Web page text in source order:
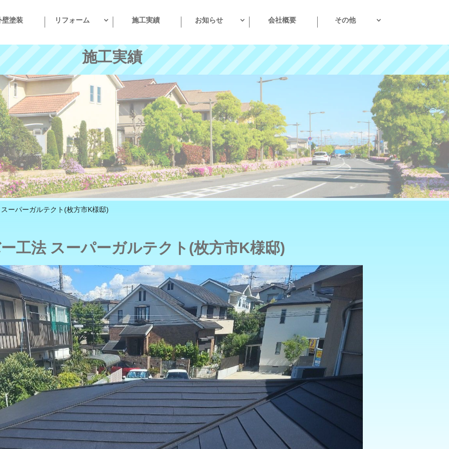
壁塗装 リフォーム 施工実績 お知らせ 会社概要 その他
施工実績
ーパーガルテクト(枚方市K様邸)
工法 スーパーガルテクト(枚方市K様邸)